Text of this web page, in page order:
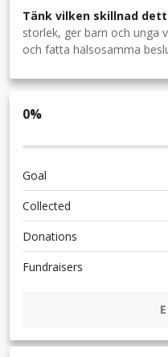
Tänk vilken skillnad
storlek, ger barn och unga
och fatta hälsosamma
0%
Goal
Collected
Donations
Fundraisers